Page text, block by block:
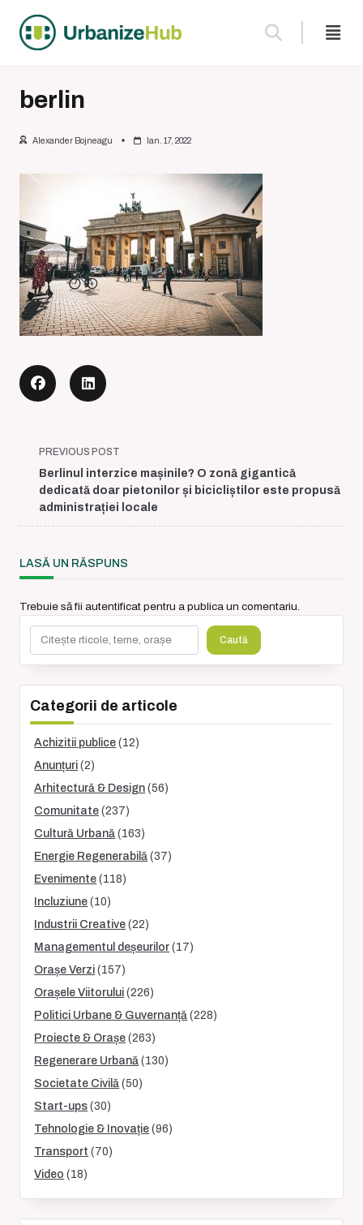
content
berlin
Alexander Bojneagu Ian. 17, 2022
<span
class="nav-
subtitle
screen-
reader-
PREVIOUS POST
Berlinul interzice mașinile? O zonă gigantică
dedicată doar pietonilor și bicicliștilor este propusă
administrației locale
LASĂ UN RĂSPUNS
Trebuie să fii autentificat pentru a publica un comentariu.
Caută
Categorii de articole
Achizitii publice (12)
Anunțuri (2)
Arhitectură & Design (56)
Comunitate (237)
Cultură Urbană (163)
Energie Regenerabilă (37)
Evenimente (118)
Incluziune (10)
Industrii Creative (22)
Managementul deșeurilor (17)
Orașe Verzi (157)
Orașele Viitorului (226)
Politici Urbane & Guvernanță (228)
Proiecte & Orașe (263)
Regenerare Urbană (130)
Societate Civilă (50)
Start-ups (30)
Tehnologie & Inovație (96)
Transport (70)
Video (18)